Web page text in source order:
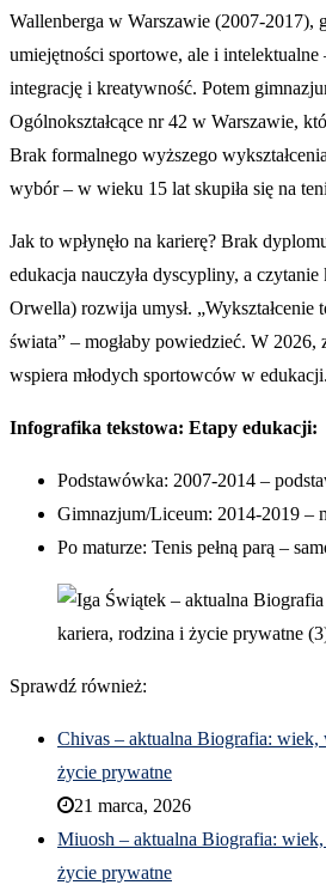
Wallenberga w Warszawie (2007-2017),
umiejętności sportowe, ale i intelektualne
integrację i kreatywność. Potem
Ogólnokształcące nr 42 w Warszawie,
Brak formalnego wyższego
wybór – w wieku 15 lat skupiła się na
Jak to wpłynęło na karierę? Brak
edukacja nauczyła dyscypliny, a
Orwella) rozwija umysł. „Wykształcenie
świata” – mogłaby powiedzieć. W 2026,
wspiera młodych sportowców w edukacji.
Infografika tekstowa: Etapy edukacji:
Podstawówka: 2007-2014 –
Gimnazjum/Liceum: 2014-2019 –
Po maturze: Tenis pełną parą –
Sprawdź również:
Chivas – aktualna Biografia: wiek,
życie prywatne
21 marca, 2026
Miuosh – aktualna Biografia:
życie prywatne